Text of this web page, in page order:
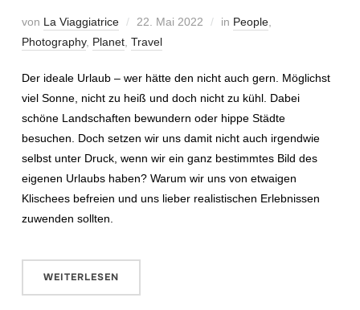
von La Viaggiatrice 22. Mai 2022 in People,
Photography, Planet, Travel
Der ideale Urlaub – wer hätte den nicht auch gern. Möglichst
viel Sonne, nicht zu heiß und doch nicht zu kühl. Dabei
schöne Landschaften bewundern oder hippe Städte
besuchen. Doch setzen wir uns damit nicht auch irgendwie
selbst unter Druck, wenn wir ein ganz bestimmtes Bild des
eigenen Urlaubs haben? Warum wir uns von etwaigen
Klischees befreien und uns lieber realistischen Erlebnissen
zuwenden sollten.
WEITERLESEN